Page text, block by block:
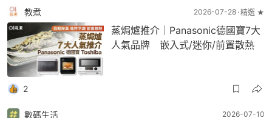
教煮 2026-07-28 精選 ★
蒸焗爐推介｜Panasonic德國寶7大
人氣品牌 嵌入式/迷你/前置散熱
2
數碼生活 2026-07-10